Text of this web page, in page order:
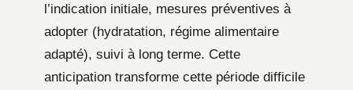
l’indication initiale, mesures préventives à
adopter (hydratation, régime alimentaire
adapté), suivi à long terme. Cette
anticipation transforme cette période difficile